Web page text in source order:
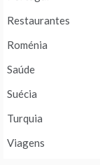
Restaurantes
Roménia
Saúde
Suécia
Turquia
Viagens